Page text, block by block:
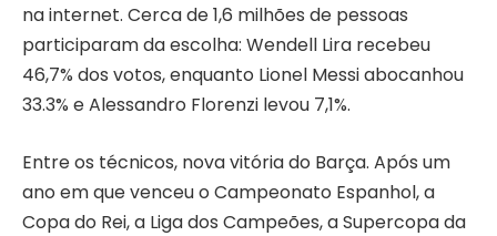
na internet. Cerca de 1,6 milhões de pessoas
participaram da escolha: Wendell Lira recebeu
46,7% dos votos, enquanto Lionel Messi abocanhou
33.3% e Alessandro Florenzi levou 7,1%.
Entre os técnicos, nova vitória do Barça. Após um
ano em que venceu o Campeonato Espanhol, a
Copa do Rei, a Liga dos Campeões, a Supercopa da